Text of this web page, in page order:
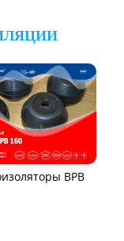
воздушного
(АВО)